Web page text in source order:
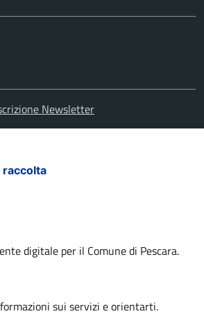
Newsletter
raccolta
relative alla privacy